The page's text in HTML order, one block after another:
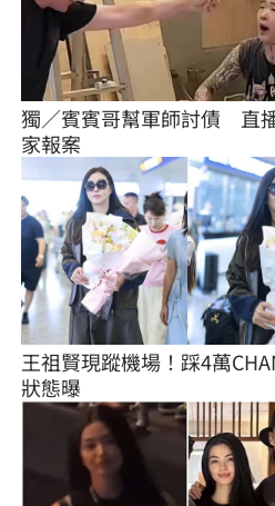
獨／賓賓哥幫軍師討債　直
家報案
王祖賢現蹤機場！踩4萬
狀態曝